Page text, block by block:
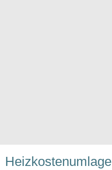
Heizkostenumlage